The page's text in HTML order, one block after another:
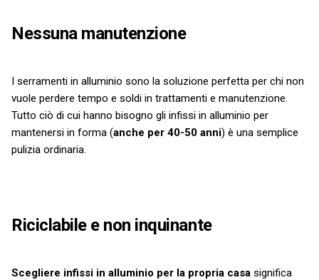
Nessuna manutenzione
I serramenti in alluminio sono la soluzione perfetta per chi non
vuole perdere tempo e soldi in trattamenti e manutenzione.
Tutto ciò di cui hanno bisogno gli infissi in alluminio per
mantenersi in forma (anche per 40-50 anni) è una semplice
pulizia ordinaria.
Riciclabile e non inquinante
Scegliere infissi in alluminio per la propria casa significa